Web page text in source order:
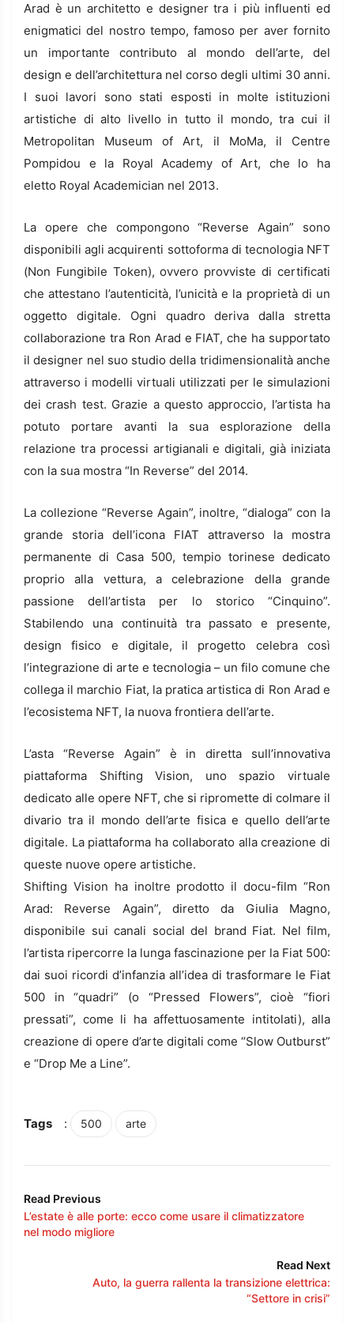
Arad è un architetto e designer tra i più influenti ed
enigmatici del nostro tempo, famoso per aver fornito
un importante contributo al mondo dell’arte, del
design e dell’architettura nel corso degli ultimi 30 anni.
I suoi lavori sono stati esposti in molte istituzioni
artistiche di alto livello in tutto il mondo, tra cui il
Metropolitan Museum of Art, il MoMa, il Centre
Pompidou e la Royal Academy of Art, che lo ha
eletto Royal Academician nel 2013.
La opere che compongono “Reverse Again” sono
disponibili agli acquirenti sottoforma di tecnologia NFT
(Non Fungibile Token), ovvero provviste di certificati
che attestano l’autenticità, l’unicità e la proprietà di un
oggetto digitale. Ogni quadro deriva dalla stretta
collaborazione tra Ron Arad e FIAT, che ha supportato
il designer nel suo studio della tridimensionalità anche
attraverso i modelli virtuali utilizzati per le simulazioni
dei crash test. Grazie a questo approccio, l’artista ha
potuto portare avanti la sua esplorazione della
relazione tra processi artigianali e digitali, già iniziata
con la sua mostra “In Reverse” del 2014.
La collezione “Reverse Again”, inoltre, “dialoga” con la
grande storia dell’icona FIAT attraverso la mostra
permanente di Casa 500, tempio torinese dedicato
proprio alla vettura, a celebrazione della grande
passione dell’artista per lo storico “Cinquino”.
Stabilendo una continuità tra passato e presente,
design fisico e digitale, il progetto celebra così
l’integrazione di arte e tecnologia – un filo comune che
collega il marchio Fiat, la pratica artistica di Ron Arad e
l’ecosistema NFT, la nuova frontiera dell’arte.
L’asta “Reverse Again” è in diretta sull’innovativa
piattaforma Shifting Vision, uno spazio virtuale
dedicato alle opere NFT, che si ripromette di colmare il
divario tra il mondo dell’arte fisica e quello dell’arte
digitale. La piattaforma ha collaborato alla creazione di
queste nuove opere artistiche.
Shifting Vision ha inoltre prodotto il docu-film “Ron
Arad: Reverse Again”, diretto da Giulia Magno,
disponibile sui canali social del brand Fiat. Nel film,
l’artista ripercorre la lunga fascinazione per la Fiat 500:
dai suoi ricordi d’infanzia all’idea di trasformare le Fiat
500 in “quadri” (o “Pressed Flowers”, cioè “fiori
pressati”, come li ha affettuosamente intitolati), alla
creazione di opere d’arte digitali come “Slow Outburst”
e “Drop Me a Line”.
Tags : 500 arte
Read Previous
L’estate è alle porte: ecco come usare il climatizzatore
nel modo migliore
Read Next
Auto, la guerra rallenta la transizione elettrica:
“Settore in crisi”